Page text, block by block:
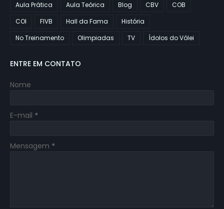
Aula Prática Aula Teórica Blog CBV
COB
COI
FIVB Hall da Fama
História
No Treinamento
Olimpiadas TV Ídolos do Vôlei
ENTRE EM CONTATO
Nome
E-mail *
Mensagem *